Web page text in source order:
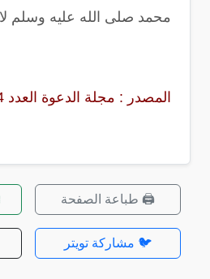
محمد صلى الله عليه وسلم
المصدر : مجلة الدعوة العدد 1754 ص 60-61 .
🖨️ طباعة الصفحة
🐦 مشاركة تويتر